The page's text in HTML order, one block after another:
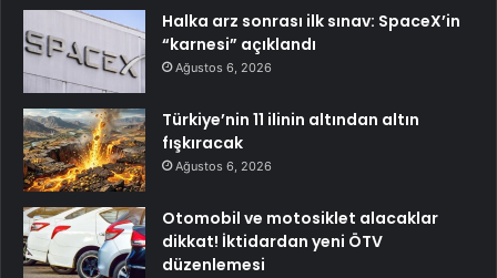
Halka arz sonrası ilk sınav: SpaceX’in
“karnesi” açıklandı
Ağustos 6, 2026
Türkiye’nin 11 ilinin altından altın
fışkıracak
Ağustos 6, 2026
Otomobil ve motosiklet alacaklar
dikkat! İktidardan yeni ÖTV
düzenlemesi